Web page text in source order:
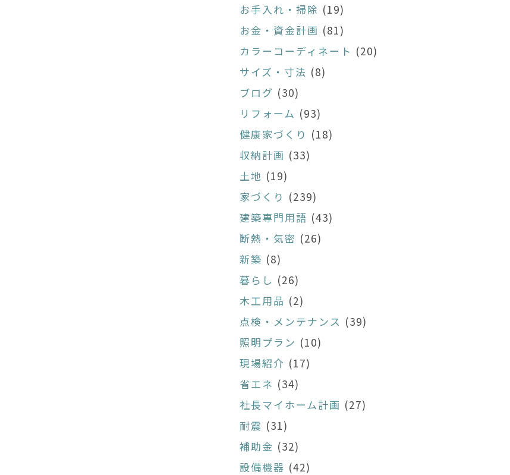
お手入れ・掃除 (19)
お金・資金計画 (81)
カラーコーディネート (20)
サイズ・寸法 (8)
ブログ (30)
リフォーム (93)
健康家づくり (18)
収納計画 (33)
土地 (19)
家づくり (239)
建築専門用語 (43)
断熱・気密 (26)
新築 (8)
暮らし (26)
木工用品 (2)
点検・メンテナンス (39)
照明プラン (10)
現場紹介 (17)
省エネ (34)
社長マイホーム計画 (27)
耐震 (31)
補助金 (32)
設備機器 (42)